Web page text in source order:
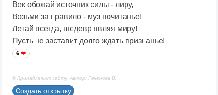
Век обожай источник силы - лиру,
Возьми за правило - муз почитанье!
Летай всегда, шедевр являя миру!
Пусть не заставит долго ждать признанье!
6
© Принадлежит сайту. Автор: Печенова В.
Создать открытку